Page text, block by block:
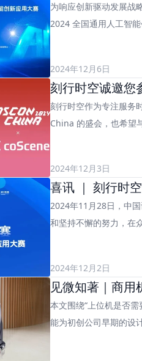
为响应创新驱动发展战
2024 全国通用人工智能
2024年12月6日
刻行时空诚邀您
刻行时空作为专注服务
China 的盛会，也希望
2024年12月3日
喜讯 ｜ 刻行时
2024年11月28日，中
和坚持不懈的努力，在
2024年12月2日
见微知著｜商用
本文围绕“上位机是否
能为初创公司早期的设